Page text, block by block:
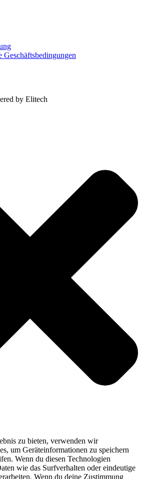
by Elitech
zu bieten, verwenden wir
um Geräteinformationen zu speichern
Wenn du diesen Technologien
wie das Surfverhalten oder eindeutige
Wenn du deine Zustimmung